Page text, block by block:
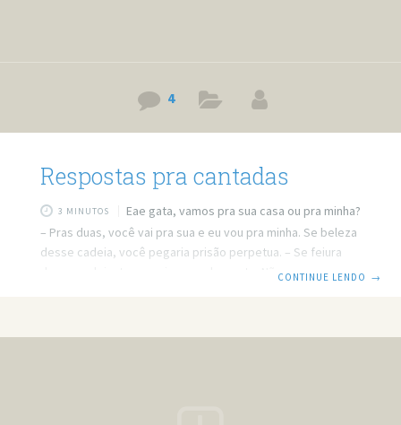
4
Respostas pra cantadas
3 MINUTOS
Eae gata, vamos pra sua casa ou pra minha?
– Pras duas, você vai pra sua e eu vou pra minha. Se beleza
desse cadeia, você pegaria prisão perpetua. – Se feiura
desse cadeia, tu pegaria pena de morte. Não sabia que
CONTINUE LENDO →